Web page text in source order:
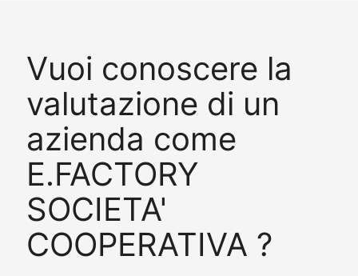
Vuoi conoscere la
valutazione di un
azienda come
E.FACTORY
SOCIETA'
COOPERATIVA ?